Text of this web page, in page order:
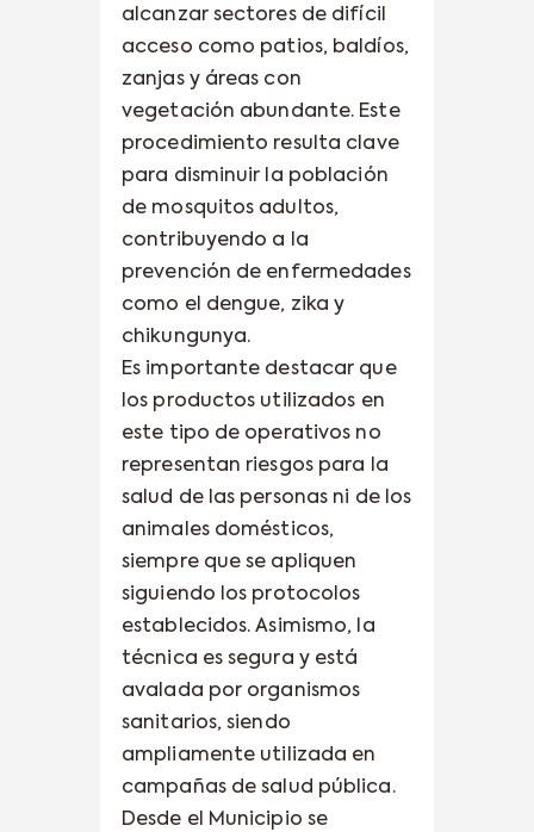
alcanzar sectores de difícil
acceso como patios, baldíos,
zanjas y áreas con
vegetación abundante. Este
procedimiento resulta clave
para disminuir la población
de mosquitos adultos,
contribuyendo a la
prevención de enfermedades
como el dengue, zika y
chikungunya.
Es importante destacar que
los productos utilizados en
este tipo de operativos no
representan riesgos para la
salud de las personas ni de los
animales domésticos,
siempre que se apliquen
siguiendo los protocolos
establecidos. Asimismo, la
técnica es segura y está
avalada por organismos
sanitarios, siendo
ampliamente utilizada en
campañas de salud pública.
Desde el Municipio se